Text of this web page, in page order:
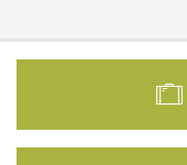
Pied
-